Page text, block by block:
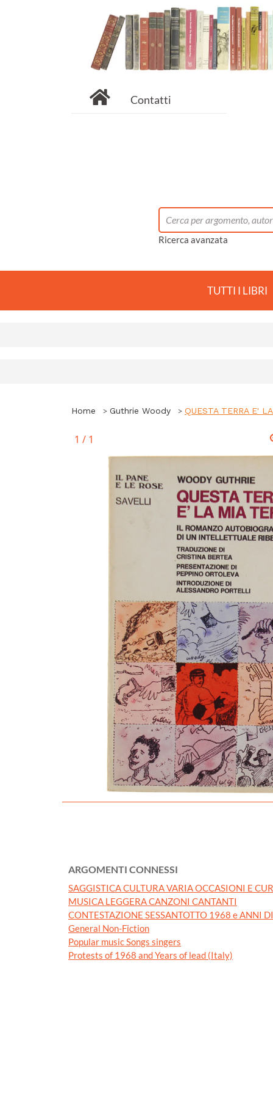
Contatti
Ricerca avanzata
TUTTI I LIBRI
Home Guthrie Woody QUESTA TERRA E'
1 / 1
ARGOMENTI CONNESSI
SAGGISTICA CULTURA VARIA OCCASIONI E
MUSICA LEGGERA CANZONI CANTANTI
CONTESTAZIONE SESSANTOTTO 1968 e ANNI
General Non-Fiction
Popular music Songs singers
Protests of 1968 and Years of lead (Italy)